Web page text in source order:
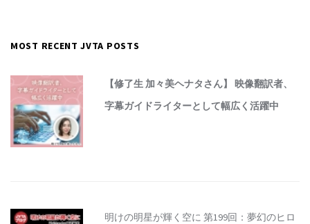
MOST RECENT JVTA POSTS
【修了生 加々美ヘナタさん】 映像翻訳者、
字幕ガイドライターとして幅広く活躍中
明けの明星が輝く空に 第199回：夢幻のヒロ